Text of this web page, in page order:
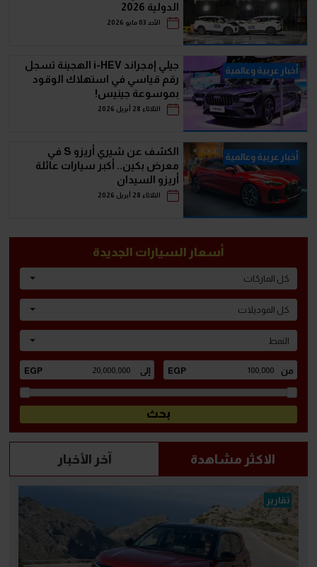
الدولية 2026
الأحد 03 مايو 2026
أخبار عربية وعالمية
جيلي إمجراند i-HEV الهجينة تسجل
رقم قياسي في استهلاك الوقود
بموسوعة جينيس!
الثلاثاء 28 أبريل 2026
أخبار عربية وعالمية
الكشف عن شيري أريزو S في
معرض بكين.. أكبر سيارات عائلة
أريزو السيدان
الثلاثاء 28 أبريل 2026
أسعار السيارات الجديدة
كل الماركات
كل الموديلات
النمط
الاكثر مشاهدة آخر الأخبار
تقارير